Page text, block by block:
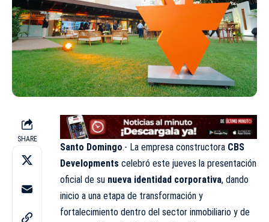
SHARE
Santo Domingo.- La empresa constructora CBS
Developments celebró este jueves la presentación
oficial de su nueva identidad corporativa, dando
inicio a una etapa de transformación y
fortalecimiento dentro del sector inmobiliario y de